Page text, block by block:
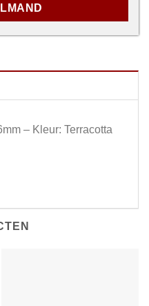
– Kleur: Terracotta